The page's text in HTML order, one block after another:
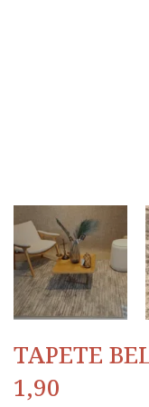
TAPETE
1,90